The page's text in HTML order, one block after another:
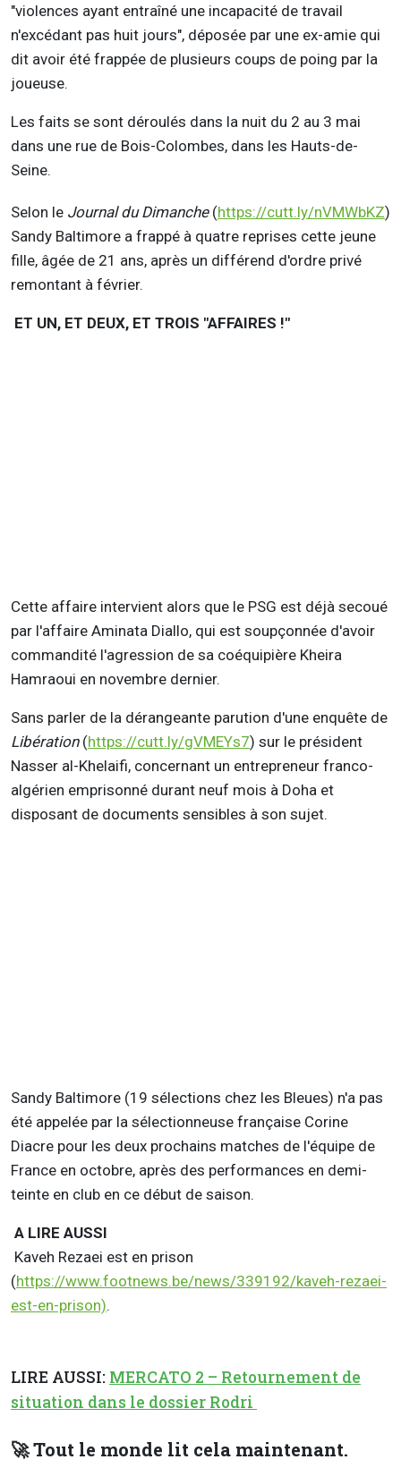
"violences ayant entraîné une incapacité de travail
n'excédant pas huit jours", déposée par une ex-amie qui
dit avoir été frappée de plusieurs coups de poing par la
joueuse.
Les faits se sont déroulés dans la nuit du 2 au 3 mai
dans une rue de Bois-Colombes, dans les Hauts-de-
Seine.
Selon le Journal du Dimanche (https://cutt.ly/nVMWbKZ)
Sandy Baltimore a frappé à quatre reprises cette jeune
fille, âgée de 21 ans, après un différend d'ordre privé
remontant à février.
ET UN, ET DEUX, ET TROIS "AFFAIRES !"
Cette affaire intervient alors que le PSG est déjà secoué
par l'affaire Aminata Diallo, qui est soupçonnée d'avoir
commandité l'agression de sa coéquipière Kheira
Hamraoui en novembre dernier.
Sans parler de la dérangeante parution d'une enquête de
Libération (https://cutt.ly/gVMEYs7) sur le président
Nasser al-Khelaifi, concernant un entrepreneur franco-
algérien emprisonné durant neuf mois à Doha et
disposant de documents sensibles à son sujet.
Sandy Baltimore (19 sélections chez les Bleues) n'a pas
été appelée par la sélectionneuse française Corine
Diacre pour les deux prochains matches de l'équipe de
France en octobre, après des performances en demi-
teinte en club en ce début de saison.
A LIRE AUSSI
Kaveh Rezaei est en prison
(https://www.footnews.be/news/339192/kaveh-rezaei-
est-en-prison).
LIRE AUSSI: MERCATO 2 – Retournement de
situation dans le dossier Rodri
🚀 Tout le monde lit cela maintenant.